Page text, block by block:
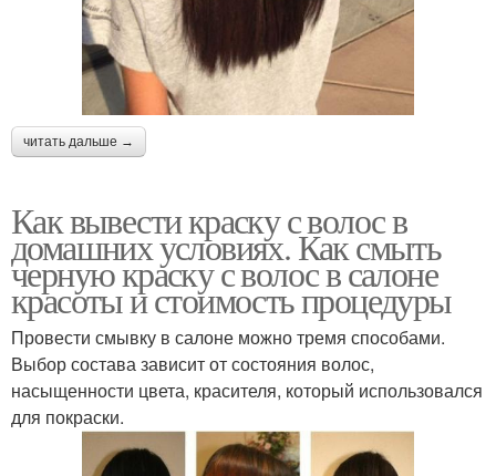
читать дальше →
Как вывести краску с волос в
домашних условиях. Как смыть
черную краску с волос в салоне
красоты и стоимость процедуры
Провести смывку в салоне можно тремя способами.
Выбор состава зависит от состояния волос,
насыщенности цвета, красителя, который использовался
для покраски.